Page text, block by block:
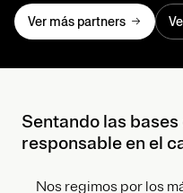
Ver más partners
Sentando las
responsable en el
Nos regimos por los